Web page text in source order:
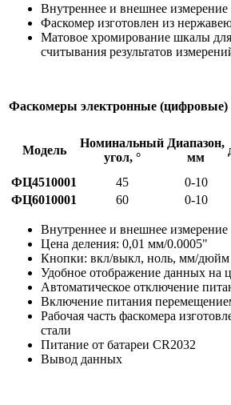
Внутреннее и внешнее измерение
Фаскомер изготовлен из
Матовое хромирование шкалы для
считывания результатов
Фаскомеры электронные (цифровые)
Модель
Номинальный
угол, °
Диапазон,
мм
ФЦ4510001
45 0-10
ФЦ6010001
60 0-10
Внутреннее и внешнее измерение
Цена деления: 0,01 мм/0.0005"
Кнопки: вкл/выкл, ноль, мм/дюйм
Удобное отображение данных на
Автоматическое отключение
Включение питания
Рабочая часть фаскомера
стали
Питание от батареи CR2032
Вывод данных